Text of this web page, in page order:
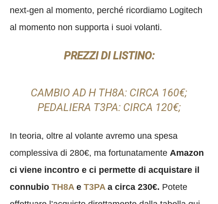
next-gen al momento, perché ricordiamo Logitech
al momento non supporta i suoi volanti.
PREZZI DI LISTINO:
CAMBIO AD H TH8A: CIRCA 160€;
PEDALIERA T3PA: CIRCA 120€;
In teoria, oltre al volante avremo una spesa
complessiva di 280€, ma fortunatamente Amazon
ci viene incontro e ci permette di acquistare il
connubio TH8A e T3PA a circa 230€. Potete